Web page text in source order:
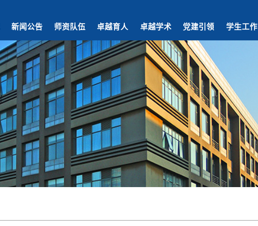
新闻公告 师资队伍 卓越育人 卓越学术 党建引领 学生工作